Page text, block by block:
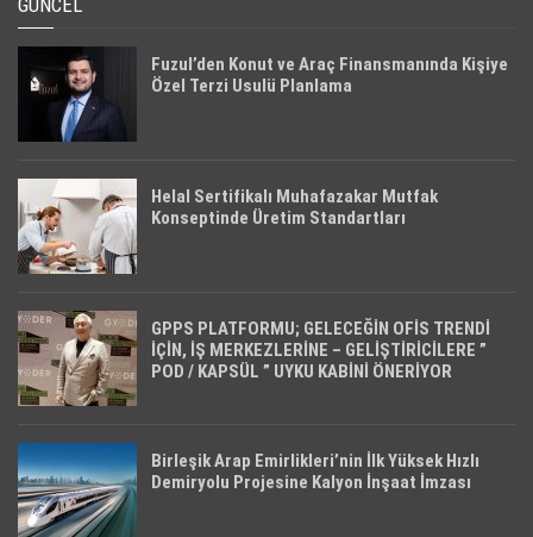
GÜNCEL
Fuzul’den Konut ve Araç Finansmanında Kişiye
Özel Terzi Usulü Planlama
Helal Sertifikalı Muhafazakar Mutfak
Konseptinde Üretim Standartları
GPPS PLATFORMU; GELECEĞİN OFİS TRENDİ
İÇİN, İŞ MERKEZLERİNE – GELİŞTİRİCİLERE ”
POD / KAPSÜL ” UYKU KABİNİ ÖNERİYOR
Birleşik Arap Emirlikleri’nin İlk Yüksek Hızlı
Demiryolu Projesine Kalyon İnşaat İmzası